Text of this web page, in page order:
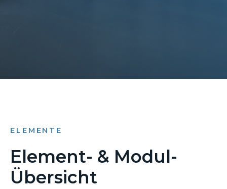
ELEMENTE
Element- & Modul-
Übersicht